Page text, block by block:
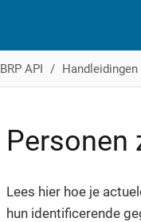
BRP API Handleidingen
Personen
Lees hier hoe je
hun identificerende